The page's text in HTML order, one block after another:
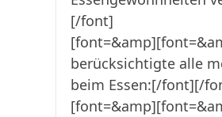
[/font]
berücksichtigte alle
beim Essen:[/font][/